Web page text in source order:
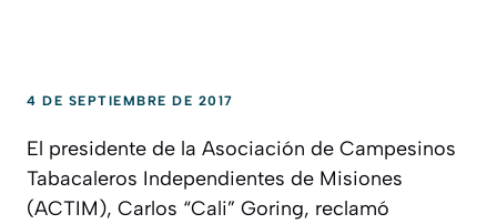
4 DE SEPTIEMBRE DE 2017
El presidente de la Asociación de Campesinos
Tabacaleros Independientes de Misiones
(ACTIM), Carlos “Cali” Goring, reclamó